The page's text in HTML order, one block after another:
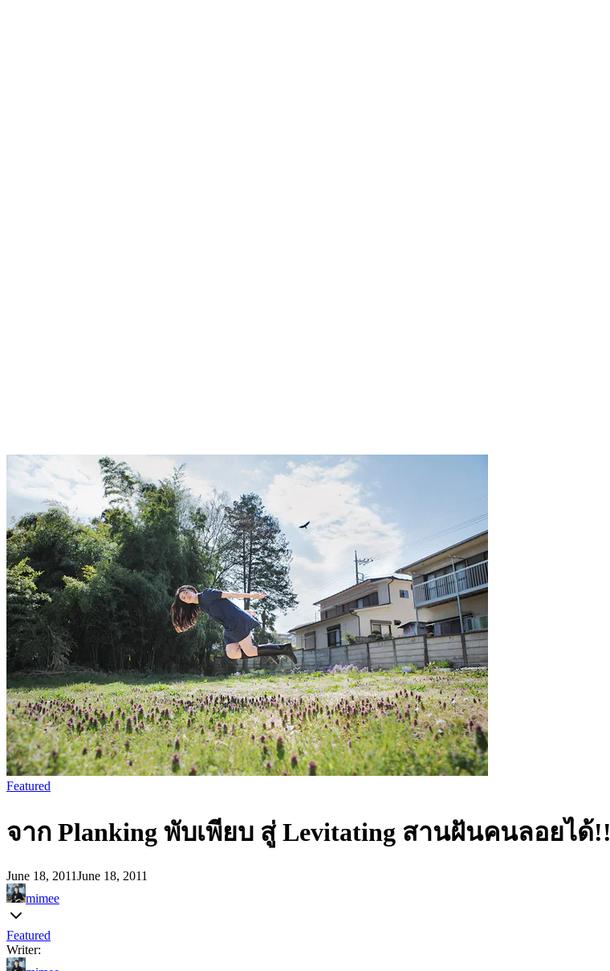
Featured
จาก Planking พับเพียบ สู่ Levitating สานฝันคนลอยได้!!
June 18, 2011June 18, 2011
mimee
Featured
Writer: